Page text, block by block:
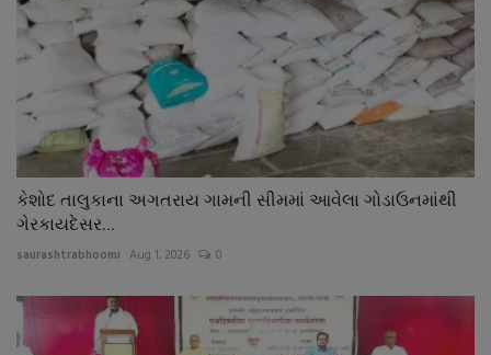
કેશોદ તાલુકાના અગતરાય ગામની સીમમાં આવેલા ગોડાઉનમાંથી
ગેરકાયદેસર...
saurashtrabhoomi Aug 1, 2026 0